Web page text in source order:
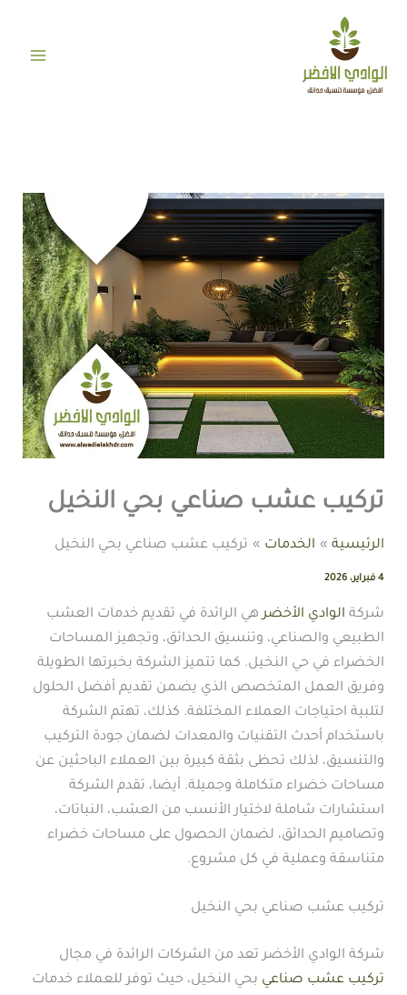
المحتوى
تركيب عشب صناعي بحي النخيل
الرئيسية الخدمات تركيب عشب صناعي بحي النخيل
4 فبراير، 2026
شركة الوادي الأخضر هي الرائدة في تقديم خدمات العشب
الطبيعي والصناعي، وتنسيق الحدائق، وتجهيز المساحات
الخضراء في حي النخيل. كما تتميز الشركة بخبرتها الطويلة
وفريق العمل المتخصص الذي يضمن تقديم أفضل الحلول
لتلبية احتياجات العملاء المختلفة. كذلك، تهتم الشركة
باستخدام أحدث التقنيات والمعدات لضمان جودة التركيب
والتنسيق، لذلك تحظى بثقة كبيرة بين العملاء الباحثين عن
مساحات خضراء متكاملة وجميلة. أيضا، تقدم الشركة
استشارات شاملة لاختيار الأنسب من العشب، النباتات،
وتصاميم الحدائق، لضمان الحصول على مساحات خضراء
متناسقة وعملية في كل مشروع.
تركيب عشب صناعي بحي النخيل
شركة الوادي الأخضر تعد من الشركات الرائدة في مجال
تركيب عشب صناعي بحي النخيل، حيث توفر للعملاء خدمات